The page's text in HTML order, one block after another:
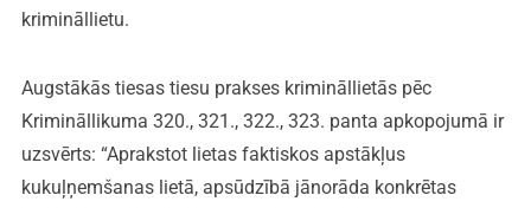
krimināllietu.
Augstākās tiesas tiesu prakses krimināllietās pēc
Krimināllikuma 320., 321., 322., 323. panta apkopojumā ir
uzsvērts: “Aprakstot lietas faktiskos apstākļus
kukuļņemšanas lietā, apsūdzībā jānorāda konkrētas